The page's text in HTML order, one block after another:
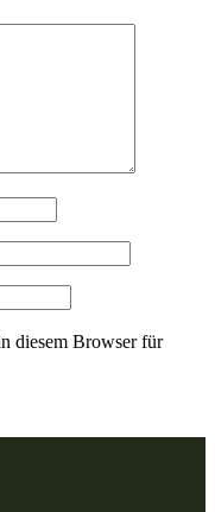
diesem Browser für